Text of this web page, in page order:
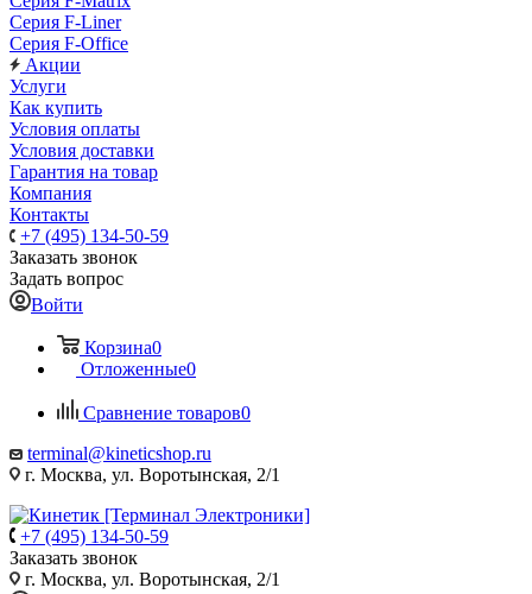
Серия F-Liner
Серия F-Office
Акции
Услуги
Как купить
Условия оплаты
Условия доставки
Гарантия на товар
Компания
Контакты
+7 (495) 134-50-59
Заказать звонок
Задать вопрос
Войти
Корзина0
Отложенные0
Сравнение товаров0
terminal@kineticshop.ru
г. Москва, ул. Воротынская, 2/1
+7 (495) 134-50-59
Заказать звонок
г. Москва, ул. Воротынская, 2/1